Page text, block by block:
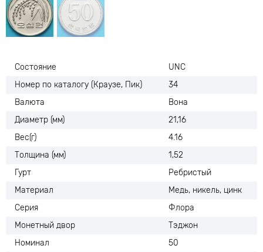
Состояние
UNC
Номер по каталогу (Краузе, Пик)
34
Валюта
Вона
Диаметр (мм)
21,16
Вес(г)
4.16
Толщина (мм)
1,52
Гурт
Ребристый
Материал
Медь, никель, цинк
Серия
Флора
Монетный двор
Тэджон
Номинал
50